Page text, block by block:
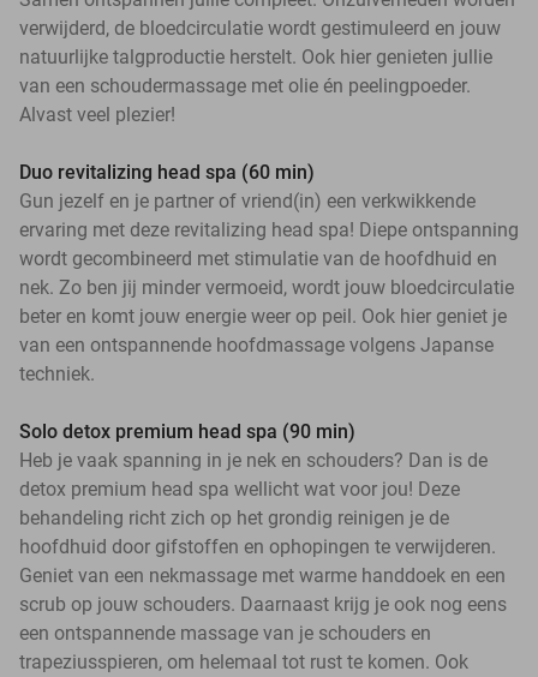
verwijderd, de bloedcirculatie wordt gestimuleerd en jouw
natuurlijke talgproductie herstelt. Ook hier genieten jullie
van een schoudermassage met olie én peelingpoeder.
Alvast veel plezier!
Duo revitalizing head spa (60 min)
Gun jezelf en je partner of vriend(in) een verkwikkende
ervaring met deze revitalizing head spa! Diepe ontspanning
wordt gecombineerd met stimulatie van de hoofdhuid en
nek. Zo ben jij minder vermoeid, wordt jouw bloedcirculatie
beter en komt jouw energie weer op peil. Ook hier geniet je
van een ontspannende hoofdmassage volgens Japanse
techniek.
Solo detox premium head spa (90 min)
Heb je vaak spanning in je nek en schouders? Dan is de
detox premium head spa wellicht wat voor jou! Deze
behandeling richt zich op het grondig reinigen je de
hoofdhuid door gifstoffen en ophopingen te verwijderen.
Geniet van een nekmassage met warme handdoek en een
scrub op jouw schouders. Daarnaast krijg je ook nog eens
een ontspannende massage van je schouders en
trapeziusspieren, om helemaal tot rust te komen. Ook